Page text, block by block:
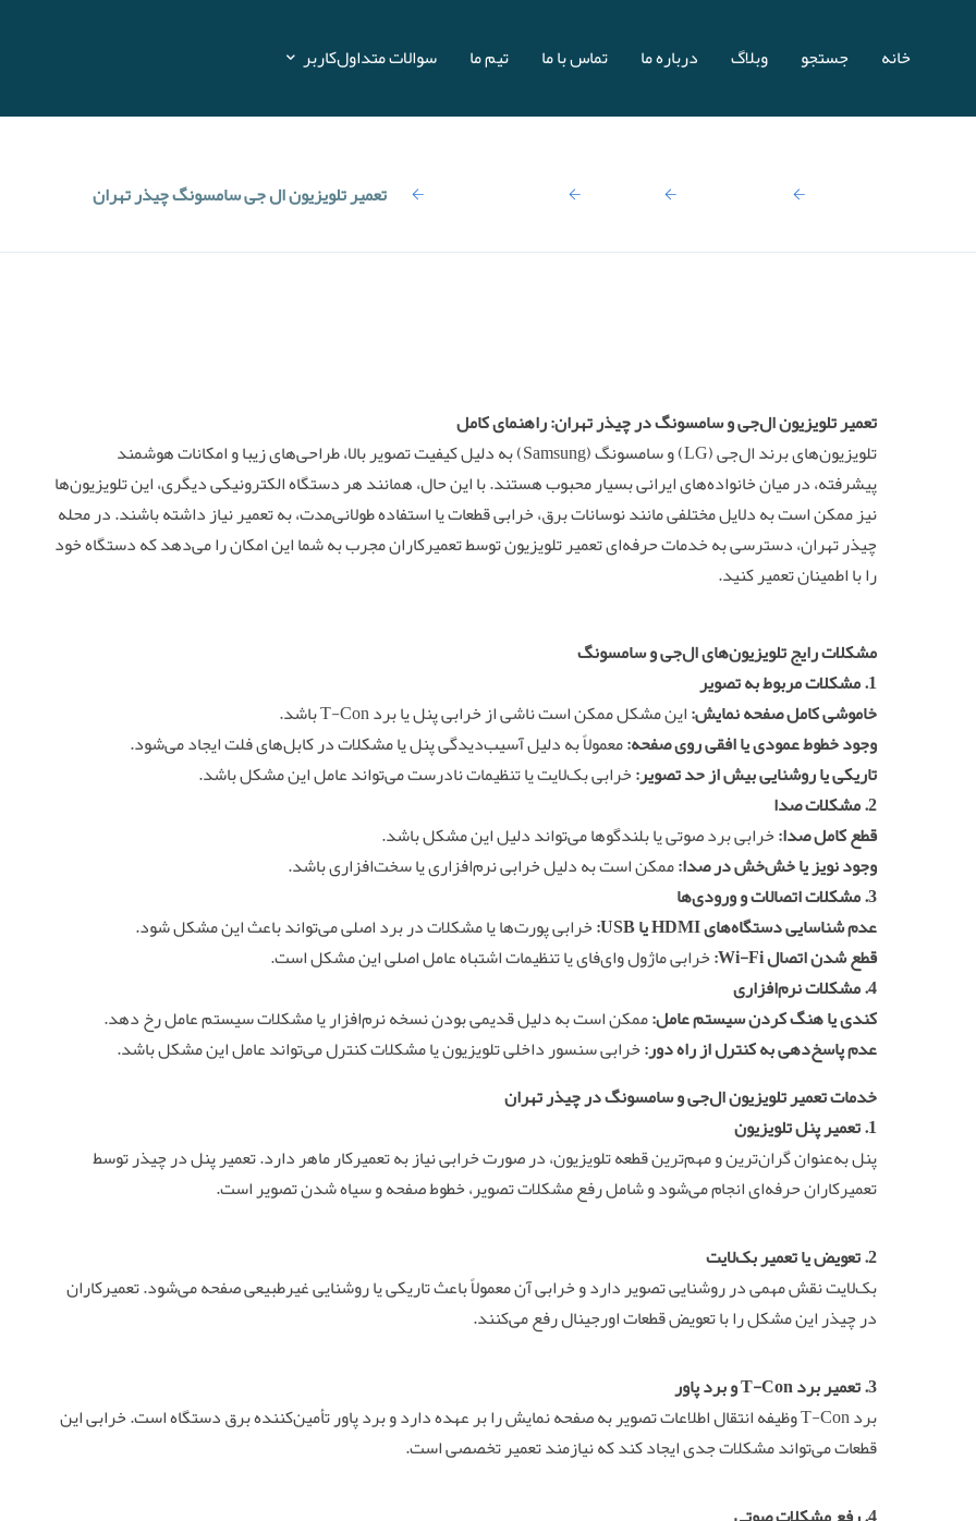
خانه جستجو وبلاگ درباره ما تماس با ما تیم ما سوالات متداولکاربر
تعمیر تلویزیون ال جی سامسونگ چیذر تهران
تعمیر تلویزیون ال‌جی و سامسونگ در چیذر تهران: راهنمای کامل
تلویزیون‌های برند ال‌جی (LG) و سامسونگ (Samsung) به دلیل کیفیت تصویر بالا، طراحی‌های زیبا و امکانات هوشمند
پیشرفته، در میان خانواده‌های ایرانی بسیار محبوب هستند. با این حال، همانند هر دستگاه الکترونیکی دیگری، این تلویزیون‌ها
نیز ممکن است به دلایل مختلفی مانند نوسانات برق، خرابی قطعات یا استفاده طولانی‌مدت، به تعمیر نیاز داشته باشند. در محله
چیذر تهران، دسترسی به خدمات حرفه‌ای تعمیر تلویزیون توسط تعمیرکاران مجرب به شما این امکان را می‌دهد که دستگاه خود
را با اطمینان تعمیر کنید.
مشکلات رایج تلویزیون‌های ال‌جی و سامسونگ
1. مشکلات مربوط به تصویر
خاموشی کامل صفحه نمایش:این مشکل ممکن است ناشی از خرابی پنل یا برد T-Con باشد.
وجود خطوط عمودی یا افقی روی صفحه:معمولاً به دلیل آسیب‌دیدگی پنل یا مشکلات در کابل‌های فلت ایجاد می‌شود.
تاریکی یا روشنایی بیش از حد تصویر:خرابی بک‌لایت یا تنظیمات نادرست می‌تواند عامل این مشکل باشد.
2. مشکلات صدا
قطع کامل صدا:خرابی برد صوتی یا بلندگوها می‌تواند دلیل این مشکل باشد.
وجود نویز یا خش‌خش در صدا:ممکن است به دلیل خرابی نرم‌افزاری یا سخت‌افزاری باشد.
3. مشکلات اتصالات و ورودی‌ها
عدم شناسایی دستگاه‌های HDMI یا USB:
خرابی پورت‌ها یا مشکلات در برد اصلی می‌تواند باعث این مشکل شود.
قطع شدن اتصال Wi-Fi:
خرابی ماژول وای‌فای یا تنظیمات اشتباه عامل اصلی این مشکل است.
4. مشکلات نرم‌افزاری
کندی یا هنگ کردن سیستم عامل:ممکن است به دلیل قدیمی بودن نسخه نرم‌افزار یا مشکلات سیستم عامل رخ دهد.
عدم پاسخ‌دهی به کنترل از راه دور:خرابی سنسور داخلی تلویزیون یا مشکلات کنترل می‌تواند عامل این مشکل باشد.
خدماتتعمیر تلویزیون ال‌جی و سامسونگ در چیذر تهران
1. تعمیر پنل تلویزیون
پنل به‌عنوان گران‌ترین و مهم‌ترین قطعه تلویزیون، در صورت خرابی نیاز به تعمیرکار ماهر دارد. تعمیر پنل در چیذر توسط
تعمیرکاران حرفه‌ای انجام می‌شود و شامل رفع مشکلات تصویر، خطوط صفحه و سیاه شدن تصویر است.
2. تعویض یا تعمیر بک‌لایت
بک‌لایت نقش مهمی در روشنایی تصویر دارد و خرابی آن معمولاً باعث تاریکی یا روشنایی غیرطبیعی صفحه می‌شود. تعمیرکاران
در چیذر این مشکل را با تعویض قطعات اورجینال رفع می‌کنند.
3. تعمیر برد T-Con و برد پاور
برد T-Con وظیفه انتقال اطلاعات تصویر به صفحه نمایش را بر عهده دارد و برد پاور تأمین‌کننده برق دستگاه است. خرابی این
قطعات می‌تواند مشکلات جدی ایجاد کند که نیازمند تعمیر تخصصی است.